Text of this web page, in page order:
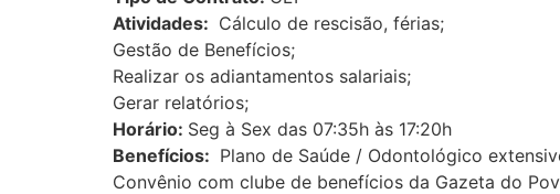
Atividades: Cálculo de rescisão, férias;
Gestão de Benefícios;
Realizar os adiantamentos salariais;
Gerar relatórios;
Horário: Seg à Sex das 07:35h às 17:20h
Benefícios: Plano de Saúde / Odontológico
Convênio com clube de benefícios da Gazeta do